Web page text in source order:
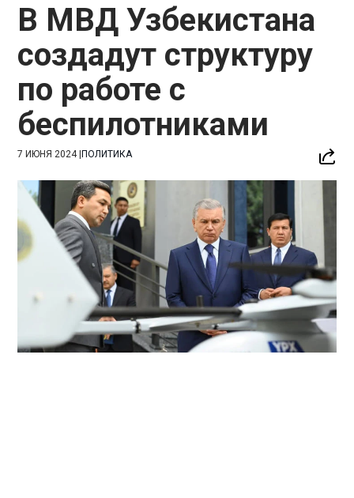
В МВД Узбекистана
создадут структуру
по работе с
беспилотниками
7 ИЮНЯ 2024|ПОЛИТИКА